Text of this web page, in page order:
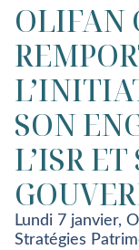
OLIFAN
SON
L’ISR ET
Lundi 7 janvier,
Stratégies